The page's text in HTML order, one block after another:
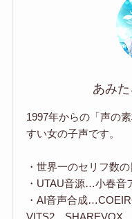
あみ
1997年からの「声の
すい女の子声です。
・世界一のセリフ数
・UTAU音源…小春音
・AI音声合成
VITS2、SHAREVOX